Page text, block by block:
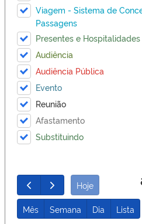
Viagem - Sistema de
Passagens
Presentes e Hospitalidades
Audiência
Audiência Pública
Evento
Reunião
Afastamento
Substituindo
Hoje
Mês Semana Dia Lista